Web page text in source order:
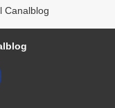
Canalblog